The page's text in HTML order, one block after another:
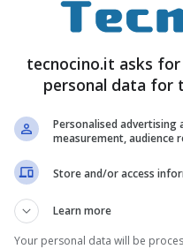
sul piatto una
tecnocino.it asks
personal data for
Personalised
measurement, audience
Store and/or access
Learn more
Your personal data will be